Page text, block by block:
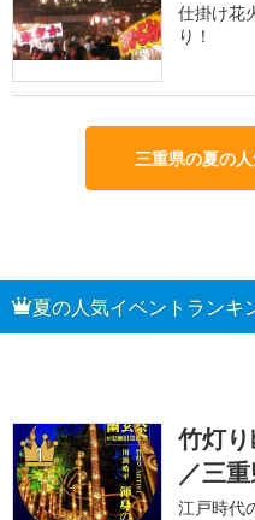
仕掛け花
り！
三重県の夏の
夏の人気イベントランキ
1
竹灯
／三
江戸時代